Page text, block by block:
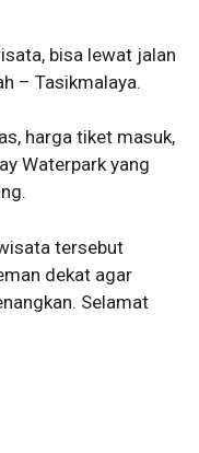
bisa lewat jalan
– Tasikmalaya.
harga tiket masuk,
Waterpark yang
tersebut
dekat agar
Selamat